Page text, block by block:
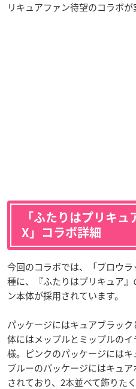
リキュアファン待望のコラボが
「ふたりはプリキ
X」コラボ詳細
今回のコラボでは、「ブロウラ
種に、『ふたりはプリキュア
ン本体が採用されています。
パッケージにはキュアブラッ
体にはメップルとミップルの
様。ピンクのパッケージにはキ
ブルーのパッケージにはキュ
されており、2本並べて飾りた